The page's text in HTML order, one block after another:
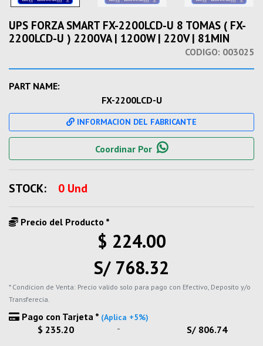
UPS FORZA SMART FX-2200LCD-U 8 TOMAS ( FX-
2200LCD-U ) 2200VA | 1200W | 220V | 81MIN
CODIGO: 003025
PART NAME:
FX-2200LCD-U
INFORMACION DEL FABRICANTE
Coordinar Por
STOCK: 0 Und
Precio del Producto *
$ 224.00
S/ 768.32
* Condicion de Venta: Precio valido solo para pago con Efectivo, Deposito y/o
Transferecia.
Pago con Tarjeta * (Aplica +5%)
$ 235.20 - S/ 806.74